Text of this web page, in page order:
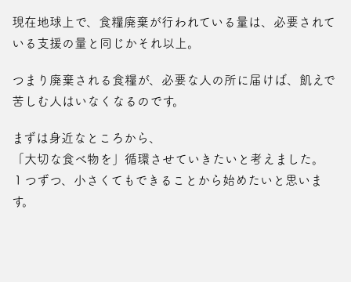
現在地球上で、食糧廃棄が行われている量は、必要されて
いる支援の量と同じかそれ以上。
つまり廃棄される食糧が、必要な人の所に届けば、飢えで
苦しむ人はいなくなるのです。
まずは身近なところから、
「大切な食べ物を」循環させていきたいと考えました。
１つずつ、小さくてもできることから始めたいと思いま
す。